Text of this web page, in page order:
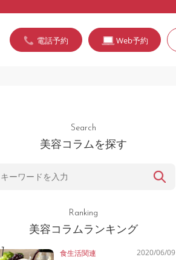
電話予約 Web予約
Search
美容コラムを探す
Ranking
美容コラムランキング
食生活関連 2020/06/09